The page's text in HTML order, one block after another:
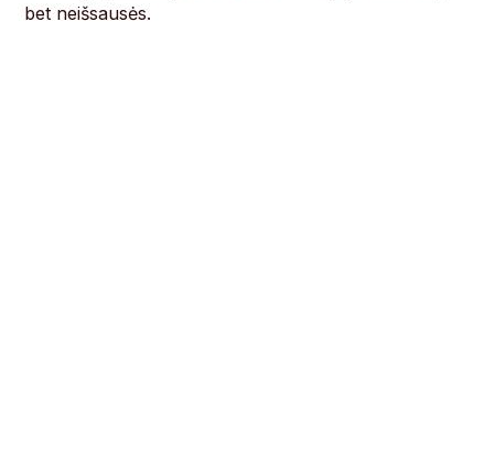
bet neišsausės.